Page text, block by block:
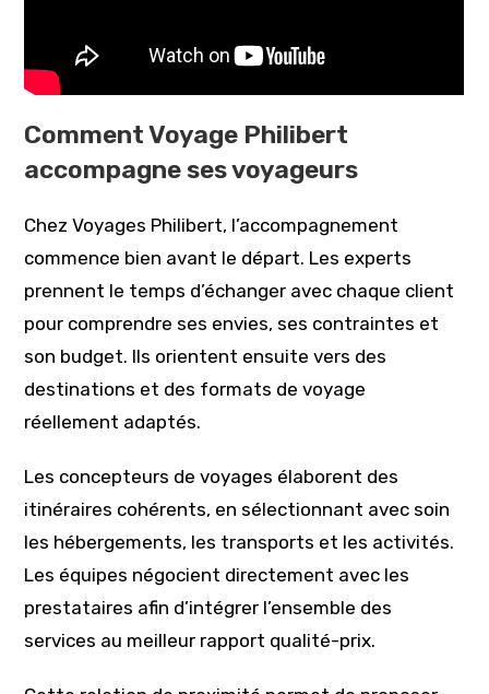
Comment Voyage Philibert
accompagne ses voyageurs
Chez Voyages Philibert, l’accompagnement
commence bien avant le départ. Les experts
prennent le temps d’échanger avec chaque client
pour comprendre ses envies, ses contraintes et
son budget. Ils orientent ensuite vers des
destinations et des formats de voyage
réellement adaptés.
Les concepteurs de voyages élaborent des
itinéraires cohérents, en sélectionnant avec soin
les hébergements, les transports et les activités.
Les équipes négocient directement avec les
prestataires afin d’intégrer l’ensemble des
services au meilleur rapport qualité-prix.